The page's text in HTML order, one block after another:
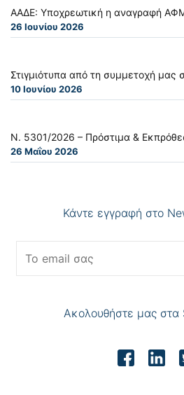
ΑΑΔΕ: Υποχρεωτική η αναγραφή
26 Ιουνίου 2026
Στιγμιότυπα από τη συμμετοχή μας
10 Ιουνίου 2026
Ν. 5301/2026 – Πρόστιμα &
26 Μαΐου 2026
Κάντε εγγραφή στο
Ακολουθήστε μας στα